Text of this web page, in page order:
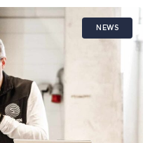
NEWS